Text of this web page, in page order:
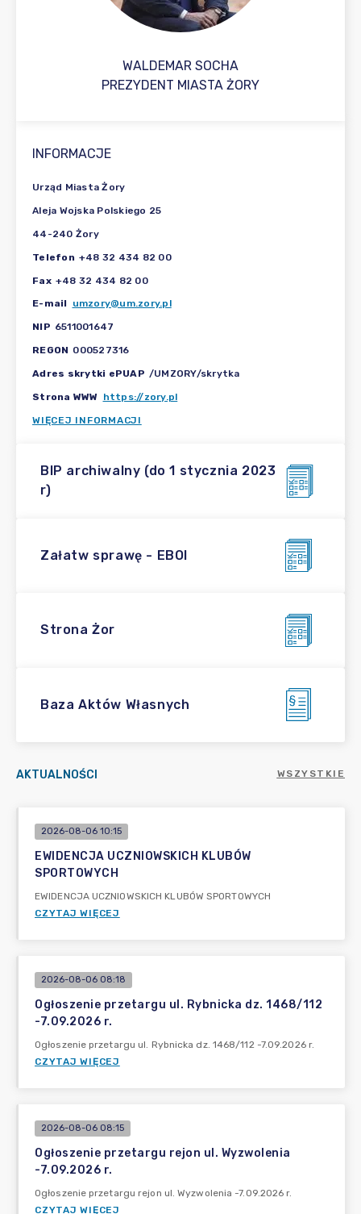
WALDEMAR SOCHA
PREZYDENT MIASTA ŻORY
INFORMACJE
Urząd Miasta Żory
Aleja Wojska Polskiego 25
44-240 Żory
Telefon +48 32 434 82 00
Fax +48 32 434 82 00
E-mail umzory@um.zory.pl
NIP 6511001647
REGON 000527316
Adres skrytki ePUAP /UMZORY/skrytka
Strona WWW https://zory.pl
WIĘCEJ INFORMACJI
BIP archiwalny (do 1 stycznia 2023
r)
Załatw sprawę - EBOI
Strona Żor
Baza Aktów Własnych
AKTUALNOŚCI WSZYSTKIE
2026-08-06 10:15
EWIDENCJA UCZNIOWSKICH KLUBÓW
SPORTOWYCH
EWIDENCJA UCZNIOWSKICH KLUBÓW SPORTOWYCH
CZYTAJ WIĘCEJ
2026-08-06 08:18
Ogłoszenie przetargu ul. Rybnicka dz. 1468/112
-7.09.2026 r.
Ogłoszenie przetargu ul. Rybnicka dz. 1468/112 -7.09.2026 r.
CZYTAJ WIĘCEJ
2026-08-06 08:15
Ogłoszenie przetargu rejon ul. Wyzwolenia
-7.09.2026 r.
Ogłoszenie przetargu rejon ul. Wyzwolenia -7.09.2026 r.
CZYTAJ WIĘCEJ